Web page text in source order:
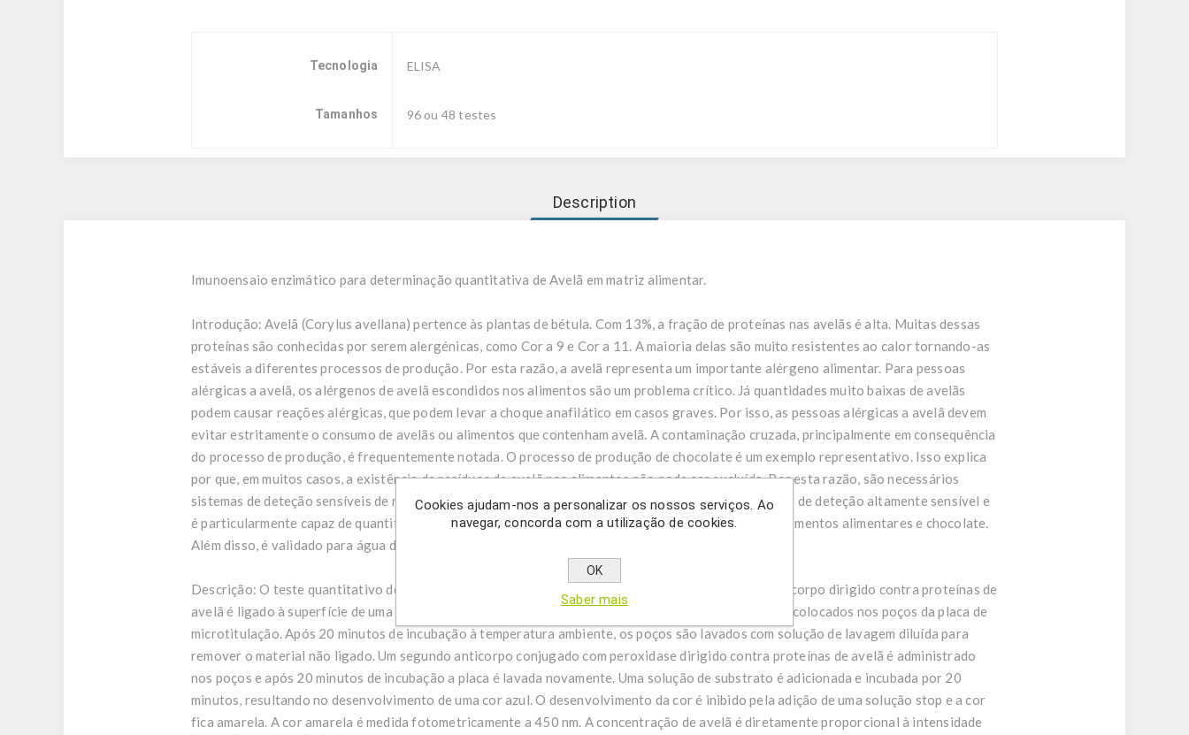
Tecnologia ELISA
Tamanhos 96 ou 48 testes
Description
Imunoensaio enzimático para determinação quantitativa de Avelã em matriz alimentar.
Introdução: Avelã (Corylus avellana) pertence às plantas de bétula. Com 13%, a fração de proteínas nas avelãs é alta. Muitas dessas
proteínas são conhecidas por serem alergénicas, como Cor a 9 e Cor a 11. A maioria delas são muito resistentes ao calor tornando-as
estáveis ​​a diferentes processos de produção. Por esta razão, a avelã representa um importante alérgeno alimentar. Para pessoas
alérgicas a avelã, os alérgenos de avelã escondidos nos alimentos são um problema crítico. Já quantidades muito baixas de avelãs
podem causar reações alérgicas, que podem levar a choque anafilático em casos graves. Por isso, as pessoas alérgicas a avelã devem
evitar estritamente o consumo de avelãs ou alimentos que contenham avelã. A contaminação cruzada, principalmente em consequência
do processo de produção, é frequentemente notada. O processo de produção de chocolate é um exemplo representativo. Isso explica
por que, em muitos casos, a existência de resíduos de avelã nos alimentos não pode ser excluída. Por esta razão, são necessários
sistemas de deteção sensíveis de resíduos de avelã em alimentos. Avelã ELISA representa um sistema de deteção altamente sensível e
é particularmente capaz de quantificar resíduos de avelã em biscoitos, cereais, sorvetes, doces, suplementos alimentares e chocolate.
Além disso, é validado para água de enxaguar/CIPs e amostras swab.
Descrição: O teste quantitativo de avelã é baseado no princípio do ensaio imunoenzimático. Um anticorpo dirigido contra proteínas de
avelã é ligado à superfície de uma placa de microtitulação. Amostras ou padrões contendo avelã são colocados nos poços da placa de
microtitulação. Após 20 minutos de incubação à temperatura ambiente, os poços são lavados com solução de lavagem diluída para
remover o material não ligado. Um segundo anticorpo conjugado com peroxidase dirigido contra proteínas de avelã é administrado
nos poços e após 20 minutos de incubação a placa é lavada novamente. Uma solução de substrato é adicionada e incubada por 20
minutos, resultando no desenvolvimento de uma cor azul. O desenvolvimento da cor é inibido pela adição de uma solução stop e a cor
fica amarela. A cor amarela é medida fotometricamente a 450 nm. A concentração de avelã é diretamente proporcional à intensidade
Cookies ajudam-nos a personalizar os nossos serviços. Ao
navegar, concorda com a utilização de cookies.
OK
Saber mais